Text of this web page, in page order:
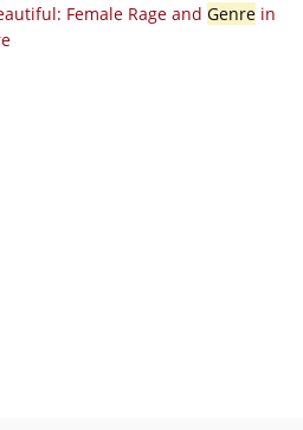
Female Rage and Genrein